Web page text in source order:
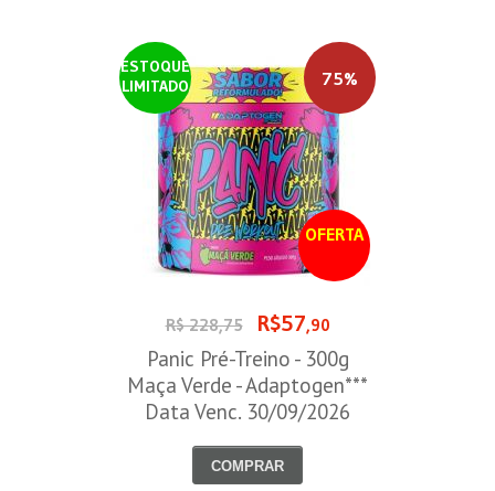
ESTOQUE
LIMITADO
OFERTA
75%
R$ 228,75 R$57,90
Panic Pré-Treino - 300g
Maça Verde - Adaptogen***
Data Venc. 30/09/2026
COMPRAR